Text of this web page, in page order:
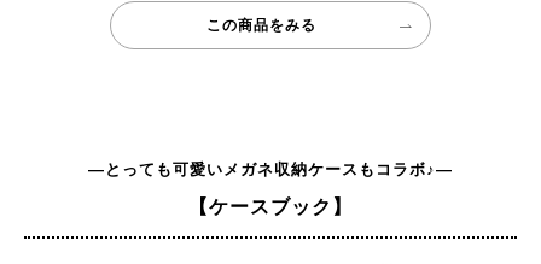
この商品をみる
―とっても可愛いメガネ収納ケースもコラボ♪―
【ケースブック】